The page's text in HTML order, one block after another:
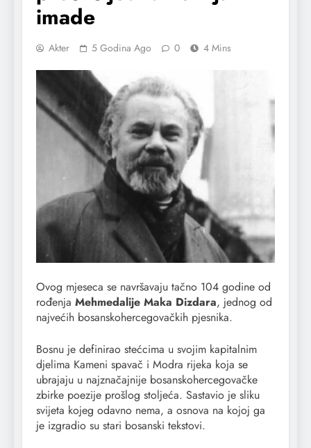
imade
Akter 5 Godina Ago 0 4 Mins
Ovog mjeseca se navršavaju tačno 104 godine od
rođenja Mehmedalije Maka Dizdara, jednog od
najvećih bosanskohercegovačkih pjesnika.
Bosnu je definirao stećcima u svojim kapitalnim
djelima Kameni spavač i Modra rijeka koja se
ubrajaju u najznačajnije bosanskohercegovačke
zbirke poezije prošlog stoljeća. Sastavio je sliku
svijeta kojeg odavno nema, a osnova na kojoj ga
je izgradio su stari bosanski tekstovi.